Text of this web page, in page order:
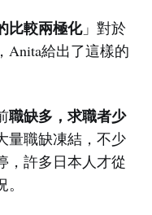
比較兩極化」對於
Anita給出了這樣的
職缺多，求職者少
量職缺凍結，不少
，許多日本人才從